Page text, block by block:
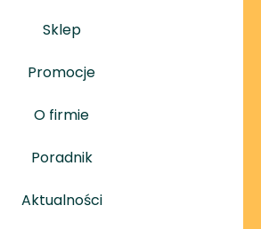
Sklep
Promocje
O firmie
Poradnik
Aktualności